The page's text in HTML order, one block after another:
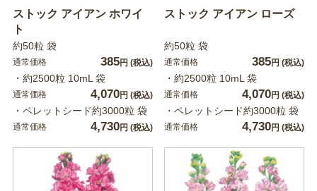
ストック アイアン ホワイ
ト
約50粒 袋
通常価格 385円 (税込)
・約2500粒 10mL 袋
通常価格 4,070円 (税込)
・ペレットシード約3000粒 袋
通常価格 4,730円 (税込)
ストック アイアン ローズ
約50粒 袋
通常価格 385円 (税込)
・約2500粒 10mL 袋
通常価格 4,070円 (税込)
・ペレットシード約3000粒 袋
通常価格 4,730円 (税込)